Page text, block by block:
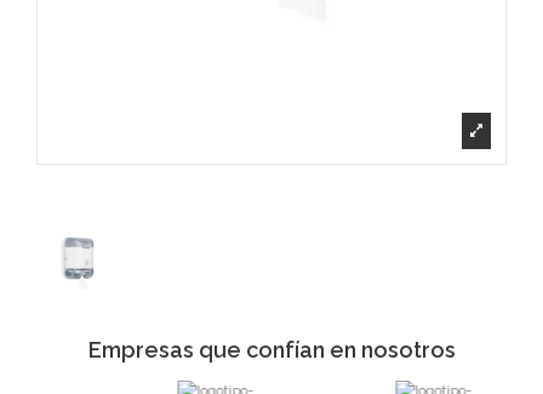
Empresas que confían en nosotros